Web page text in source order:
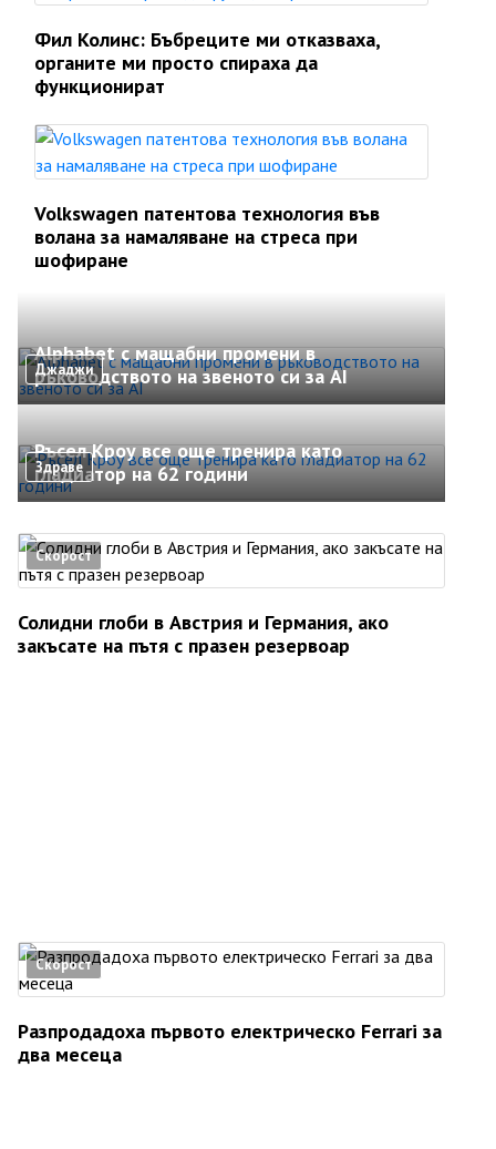
Фил Колинс: Бъбреците ми отказваха,
органите ми просто спираха да
функционират
Volkswagen патентова технология във
волана за намаляване на стреса при
шофиране
Джаджи
Alphabet с мащабни промени в
ръководството на звеното си за AI
Здраве
Ръсел Кроу все още тренира като
гладиатор на 62 години
Скорост
Солидни глоби в Австрия и Германия, ако
закъсате на пътя с празен резервоар
Скорост
Разпродадоха първото електрическо Ferrari за
два месеца